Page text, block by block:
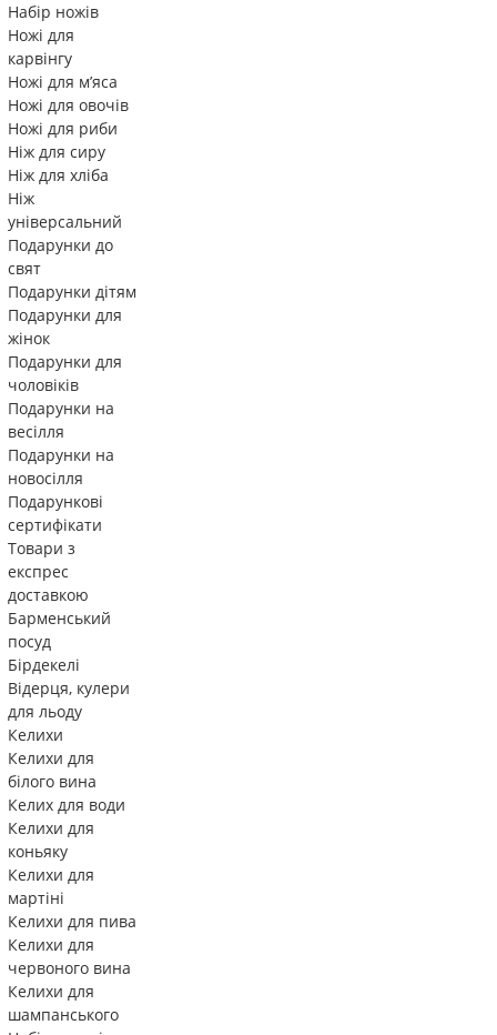
Набір ножів
Ножі для
карвінгу
Ножі для м’яса
Ножі для овочів
Ножі для риби
Ніж для сиру
Ніж для хліба
Ніж
універсальний
Подарунки до
свят
Подарунки дітям
Подарунки для
жінок
Подарунки для
чоловіків
Подарунки на
весілля
Подарунки на
новосілля
Подарункові
сертифікати
Товари з
експрес
доставкою
Барменський
посуд
Бірдекелі
Відерця, кулери
для льоду
Келихи
Келихи для
білого вина
Келих для води
Келихи для
коньяку
Келихи для
мартіні
Келихи для пива
Келихи для
червоного вина
Келихи для
шампанського